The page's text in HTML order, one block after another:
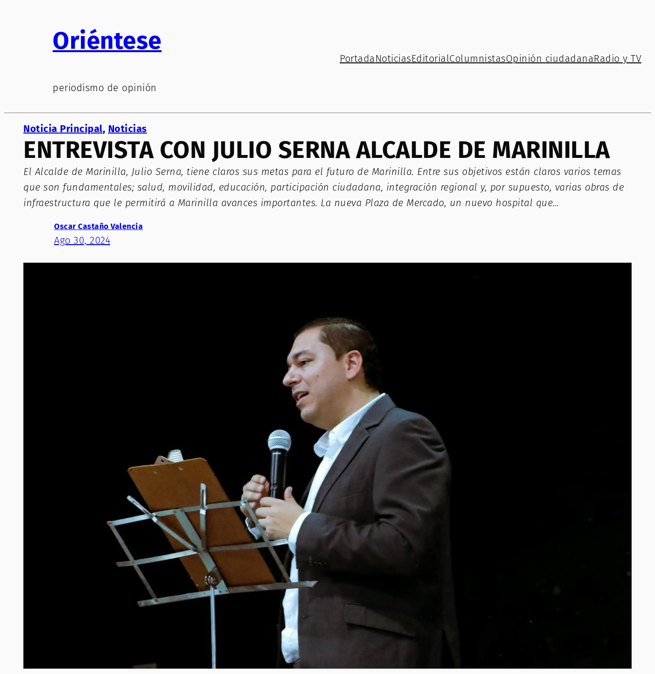
Oriéntese
periodismo de opinión
Portada NoticiasEditorialColumnistasOpinión ciudadanaRadio y TV
Noticia Principal, Noticias
ENTREVISTA CON JULIO SERNA ALCALDE DE MARINILLA
El Alcalde de Marinilla, Julio Serna, tiene claros sus metas para el futuro de Marinilla. Entre sus objetivos están claros varios temas
que son fundamentales; salud, movilidad, educación, participación ciudadana, integración regional y, por supuesto, varias obras de
infraestructura que le permitirá a Marinilla avances importantes. La nueva Plaza de Mercado, un nuevo hospital que…
Oscar Castaño Valencia
Ago 30, 2024